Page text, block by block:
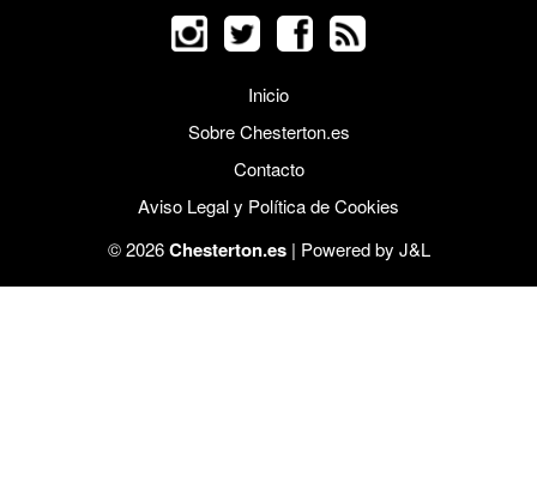
Inicio
Sobre Chesterton.es
Contacto
Aviso Legal y Política de Cookies
© 2026Chesterton.es| Powered by J&L